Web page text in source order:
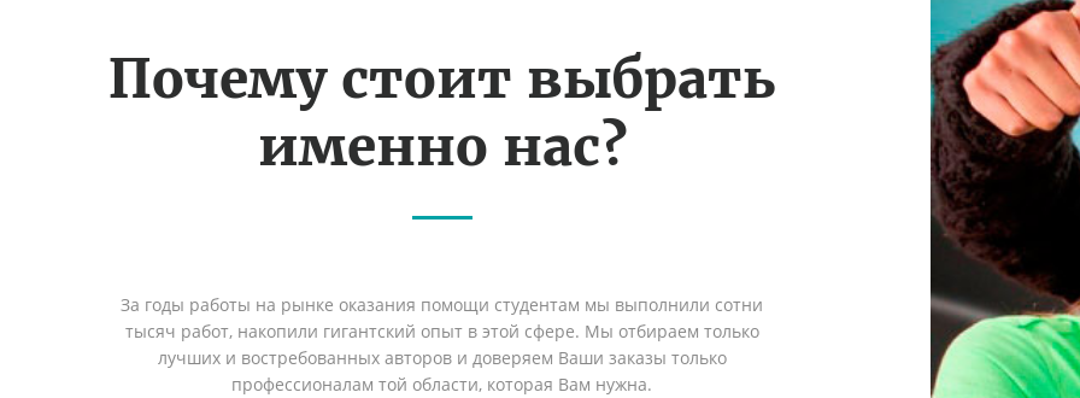
Почему стоит выбрать
именно нас?
За годы работы на рынке оказания помощи студентам мы выполнили сотни
тысяч работ, накопили гигантский опыт в этой сфере. Мы отбираем только
лучших и востребованных авторов и доверяем Ваши заказы только
профессионалам той области, которая Вам нужна.